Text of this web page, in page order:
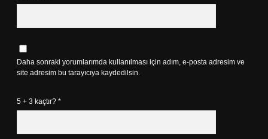
Daha sonraki yorumlarımda kullanılması için adım, e-posta adresim ve
site adresim bu tarayıcıya kaydedilsin.
5 + 3 kaçtır? *